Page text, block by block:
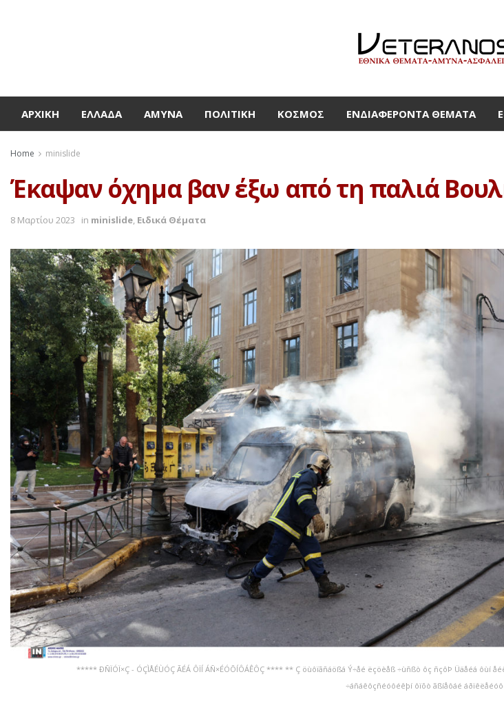
ΑΡΧΙΚΉ ΕΛΛΆΔΑ ΆΜΥΝΑ ΠΟΛΙΤΙΚΉ ΚΌΣΜΟΣ ΕΝΔΙΑΦΈΡΟΝΤΑ ΘΈΜΑΤΑ
Home minislide
Έκαψαν όχημα βαν έξω από τη παλιά
8 Μαρτίου 2023 in minislide, Ειδικά Θέματα
***** ÐÑÏÓÏ×Ç - ÓÇÌÅÉÙÓÇ ÃÉÁ ÔÏÍ ÁÑ×ÉÓÕÍÔÁÊÔÇ **** ** Ç öùôïãñáößá Ý÷åé ëçöèåß ÷ùñßò ôç ñçôÞ Üäåéá ôùí
÷áñáêôçñéóôéêþí ôïõò ãßíåôáé